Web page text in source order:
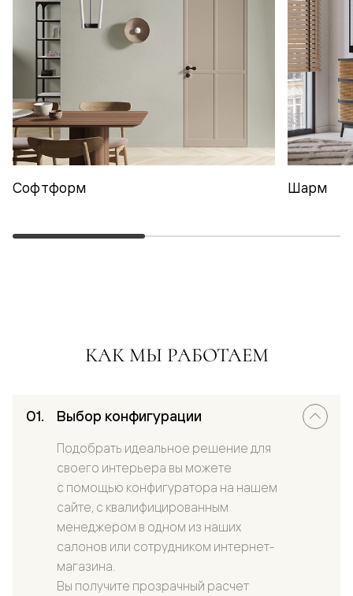
Софтформ Шарм
КАК МЫ РАБОТАЕМ
Выбор конфигурации
Подобрать идеальное решение для
своего интерьера вы можете
с помощью конфигуратора на нашем
сайте, с квалифицированным
менеджером в одном из наших
салонов или сотрудником интернет-
магазина.
Вы получите прозрачный расчет